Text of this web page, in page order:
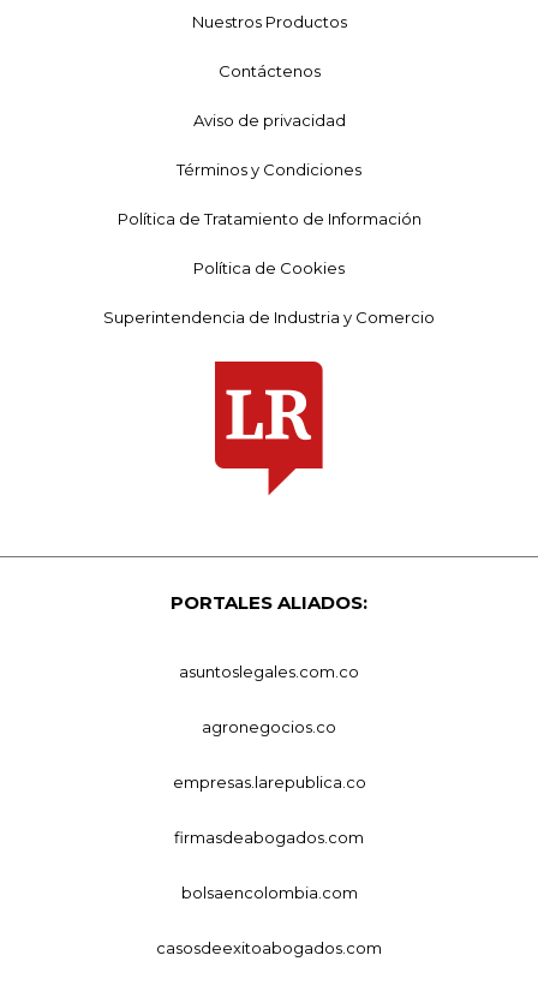
Nuestros Productos
Contáctenos
Aviso de privacidad
Términos y Condiciones
Política de Tratamiento de Información
Política de Cookies
Superintendencia de Industria y Comercio
PORTALES ALIADOS:
asuntoslegales.com.co
agronegocios.co
empresas.larepublica.co
firmasdeabogados.com
bolsaencolombia.com
casosdeexitoabogados.com